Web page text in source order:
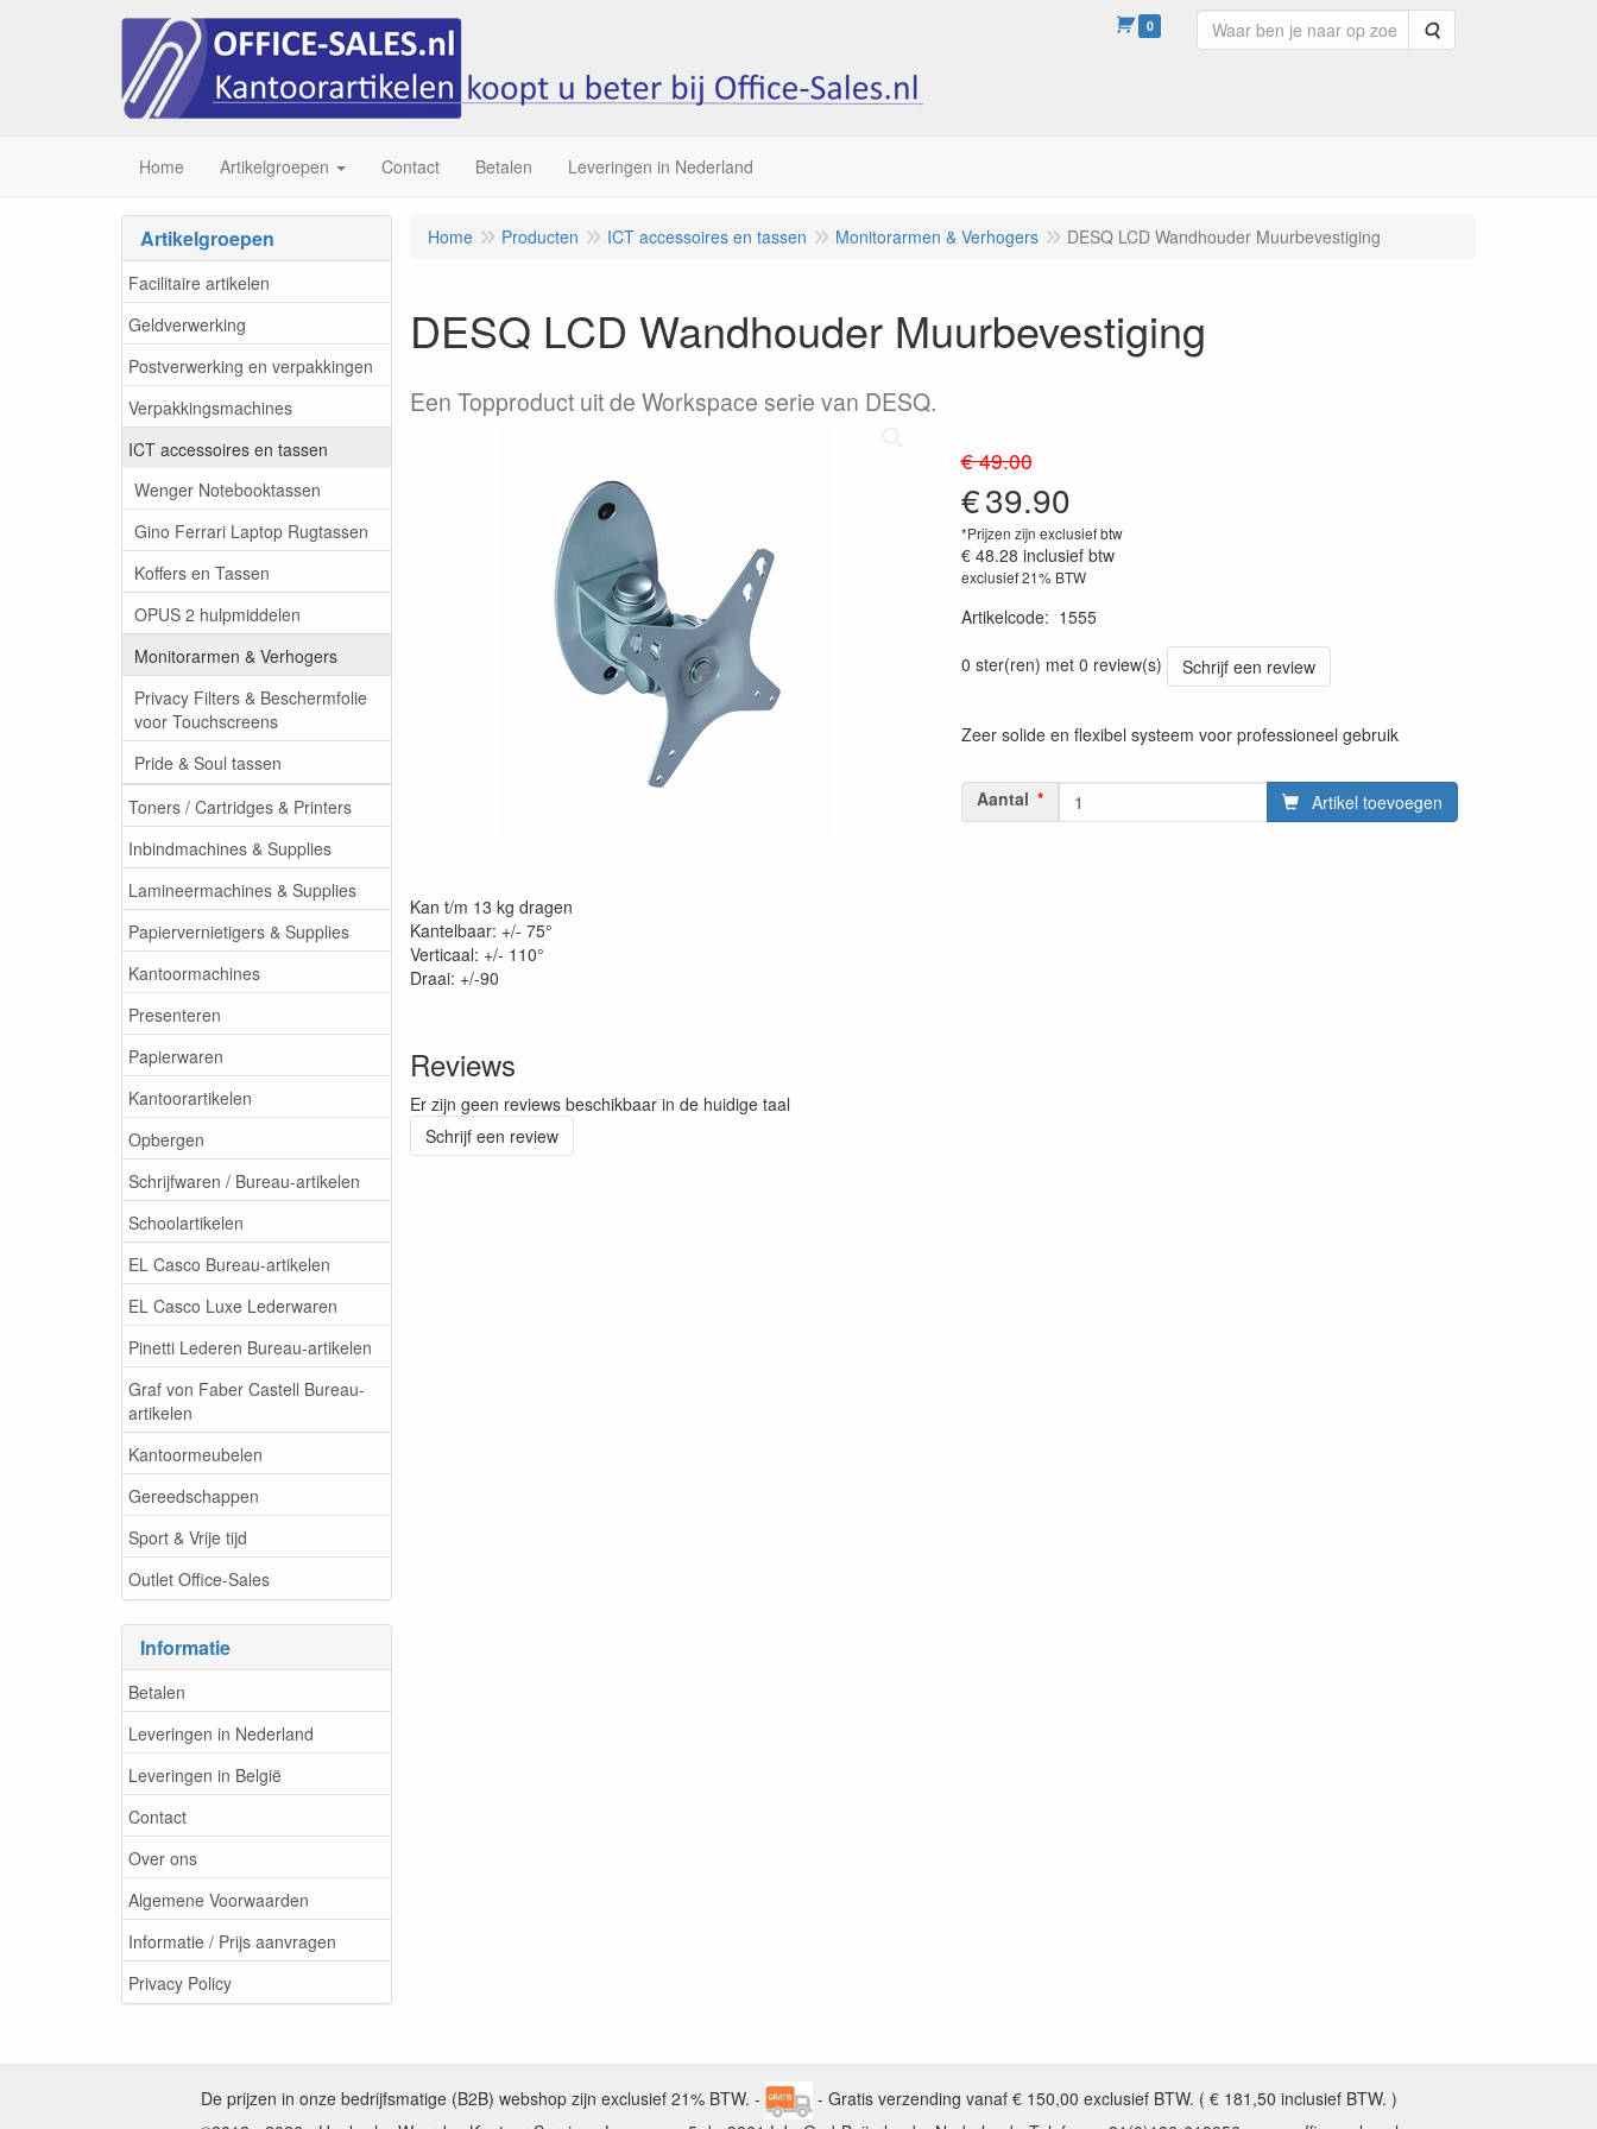
0 Zoeken
Home Artikelgroepen Contact Betalen Leveringen in Nederland
Artikelgroepen
Facilitaire artikelen
Geldverwerking
Postverwerking en verpakkingen
Verpakkingsmachines
ICT accessoires en tassen
Wenger Notebooktassen
Gino Ferrari Laptop Rugtassen
Koffers en Tassen
OPUS 2 hulpmiddelen
Monitorarmen & Verhogers
Privacy Filters & Beschermfolie
voor Touchscreens
Pride & Soul tassen
Toners / Cartridges & Printers
Inbindmachines & Supplies
Lamineermachines & Supplies
Papiervernietigers & Supplies
Kantoormachines
Presenteren
Papierwaren
Kantoorartikelen
Opbergen
Schrijfwaren / Bureau-artikelen
Schoolartikelen
EL Casco Bureau-artikelen
EL Casco Luxe Lederwaren
Pinetti Lederen Bureau-artikelen
Graf von Faber Castell Bureau-
artikelen
Kantoormeubelen
Gereedschappen
Sport & Vrije tijd
Outlet Office-Sales
Informatie
Betalen
Leveringen in Nederland
Leveringen in België
Contact
Over ons
Algemene Voorwaarden
Informatie / Prijs aanvragen
Privacy Policy
Home Producten ICT accessoires en tassen Monitorarmen & Verhogers DESQ LCD Wandhouder Muurbevestiging
DESQ LCD Wandhouder Muurbevestiging
Een Topproduct uit de Workspace serie van DESQ.
€ 49.00
€39.90
*Prijzen zijn exclusief btw
€ 48.28 inclusief btw
exclusief 21% BTW
Artikelcode: 1555
0 ster(ren) met 0 review(s)
Schrijf een review
Zeer solide en flexibel systeem voor professioneel gebruik
Aantal Artikel toevoegen
Kan t/m 13 kg dragen
Kantelbaar: +/- 75°
Verticaal: +/- 110°
Draai: +/-90
Reviews
Er zijn geen reviews beschikbaar in de huidige taal
Schrijf een review
De prijzen in onze bedrijfsmatige (B2B) webshop zijn exclusief 21% BTW. -
- Gratis verzending vanaf € 150,00 exclusief BTW. ( € 181,50 inclusief BTW. )